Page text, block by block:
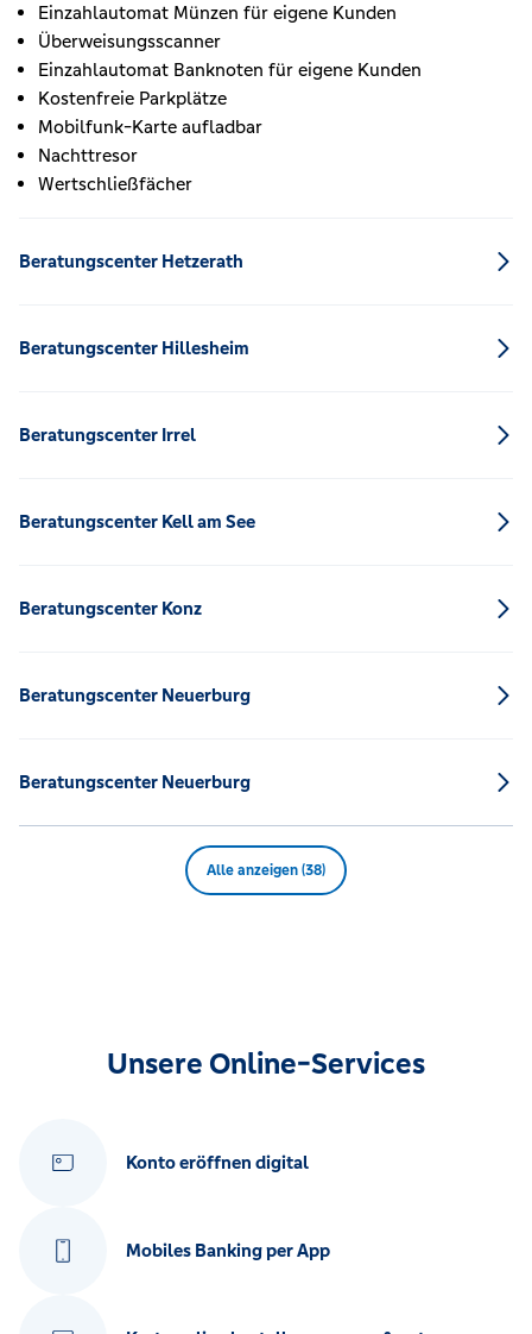
Einzahlautomat Münzen für eigene Kunden
Überweisungsscanner
Einzahlautomat Banknoten für eigene Kunden
Kostenfreie Parkplätze
Mobilfunk-Karte aufladbar
Nachttresor
Wertschließfächer
Beratungscenter Hetzerath
Beratungscenter Hillesheim
Beratungscenter Irrel
Beratungscenter Kell am See
Beratungscenter Konz
Beratungscenter Neuerburg
Beratungscenter Neuerburg
Alle anzeigen (38)
Unsere Online-Services
Konto eröffnen digital
Mobiles Banking per App